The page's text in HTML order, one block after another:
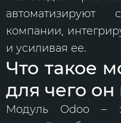
автоматизируют
компании,
и усиливая ее.
Что такое
для чего
Модуль Odoo –